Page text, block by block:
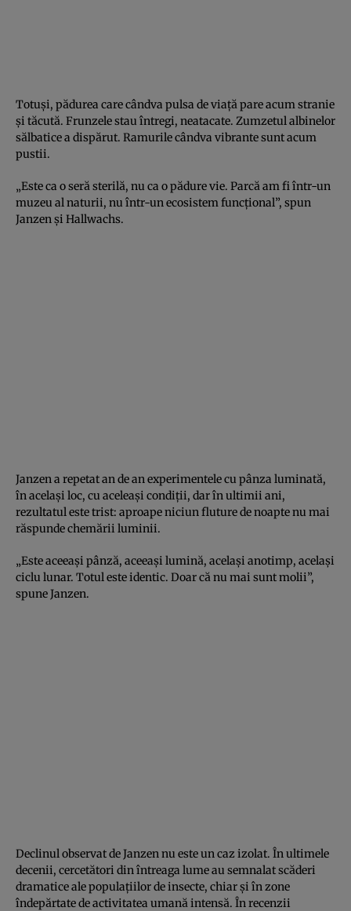
Totuși, pădurea care cândva pulsa de viață pare acum stranie
și tăcută. Frunzele stau întregi, neatacate. Zumzetul albinelor
sălbatice a dispărut. Ramurile cândva vibrante sunt acum
pustii.
„Este ca o seră sterilă, nu ca o pădure vie. Parcă am fi într-un
muzeu al naturii, nu într-un ecosistem funcțional”, spun
Janzen și Hallwachs.
Janzen a repetat an de an experimentele cu pânza luminată,
în același loc, cu aceleași condiții, dar în ultimii ani,
rezultatul este trist: aproape niciun fluture de noapte nu mai
răspunde chemării luminii.
„Este aceeași pânză, aceeași lumină, același anotimp, același
ciclu lunar. Totul este identic. Doar că nu mai sunt molii”,
spune Janzen.
Declinul observat de Janzen nu este un caz izolat. În ultimele
decenii, cercetători din întreaga lume au semnalat scăderi
dramatice ale populațiilor de insecte, chiar și în zone
îndepărtate de activitatea umană intensă. În recenzii